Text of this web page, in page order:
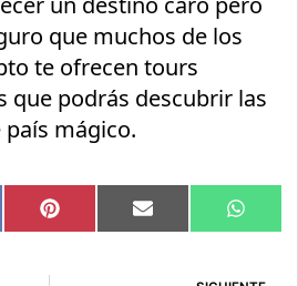
que muchos de los
te ofrecen tours
que podrás descubrir las
mágico.
Compartir
en
Pinterest Compartir
en
Email
en